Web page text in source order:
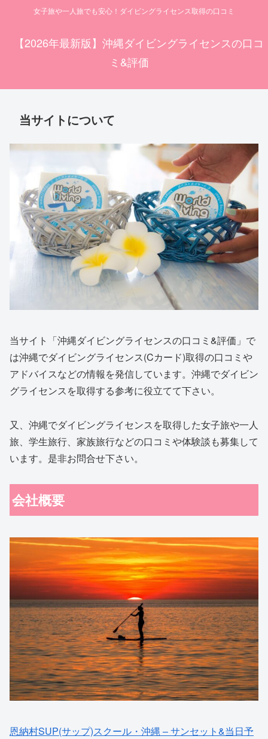
女子旅や一人旅でも安心！ダイビングライセンス取得の口コミ
【2026年最新版】沖縄ダイビングライセンスの口コ
ミ&評価
当サイトについて
当サイト「沖縄ダイビングライセンスの口コミ&評価」で
は沖縄でダイビングライセンス(Cカード)取得の口コミや
アドバイスなどの情報を発信しています。沖縄でダイビン
グライセンスを取得する参考に役立てて下さい。
又、沖縄でダイビングライセンスを取得した女子旅や一人
旅、学生旅行、家族旅行などの口コミや体験談も募集して
います。是非お問合せ下さい。
会社概要
恩納村SUP(サップ)スクール・沖縄 – サンセット&当日予